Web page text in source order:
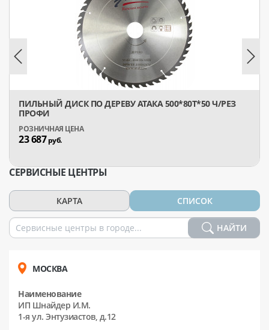
ПИЛЬНЫЙ ДИСК ПО ДЕРЕВУ АТАКА 500*80T*50 Ч/РЕЗ
ПРОФИ
23 687руб.
СЕРВИСНЫЕ ЦЕНТРЫ
КАРТА СПИСОК
НАЙТИ
МОСКВА
Наименование
ИП Шнайдер И.М.
1-я ул. Энтузиастов, д.12